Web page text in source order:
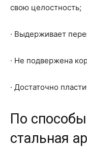
свою целостность;
· Выдерживает
· Не подвержена
· Достаточно
По
стальная